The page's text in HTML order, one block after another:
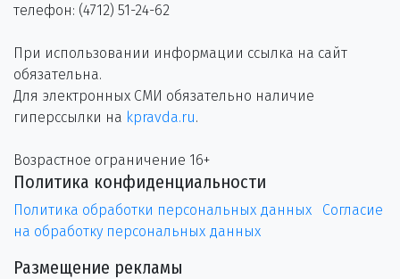
телефон: (4712) 51-24-62
При использовании информации ссылка на сайт
обязательна.
Для электронных СМИ обязательно наличие
гиперссылки на kpravda.ru.
Возрастное ограничение 16+
Политика конфиденциальности
Политика обработки персональных данных
Согласие
на обработку персональных данных
Размещение рекламы